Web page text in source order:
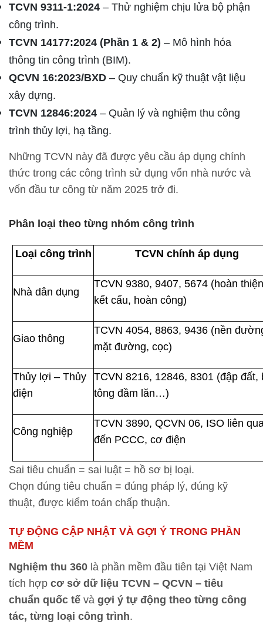
TCVN 9311-1:2024 – Thử nghiệm chịu lửa bộ phận
công trình.
TCVN 14177:2024 (Phần 1 & 2) – Mô hình hóa
thông tin công trình (BIM).
QCVN 16:2023/BXD – Quy chuẩn kỹ thuật vật liệu
xây dựng.
TCVN 12846:2024 – Quản lý và nghiệm thu công
trình thủy lợi, hạ tầng.
Những TCVN này đã được yêu cầu áp dụng chính
thức trong các công trình sử dụng vốn nhà nước và
vốn đầu tư công từ năm 2025 trở đi.
Phân loại theo từng nhóm công trình
Loại công trình TCVN chính áp dụng
Nhà dân dụng
TCVN 9380, 9407, 5674 (hoàn
kết cấu, hoàn công)
Giao thông
TCVN 4054, 8863, 9436 (nền
mặt đường, cọc)
Thủy lợi – Thủy
điện
TCVN 8216, 12846, 8301 (đập đất,
tông đầm lăn…)
Công nghiệp
TCVN 3890, QCVN 06, ISO liên
đến PCCC, cơ điện
Sai tiêu chuẩn = sai luật = hồ sơ bị loại.
Chọn đúng tiêu chuẩn = đúng pháp lý, đúng kỹ
thuật, được kiểm toán chấp thuận.
TỰ ĐỘNG CẬP NHẬT VÀ GỢI Ý TRONG PHẦN
MỀM
Nghiệm thu 360 là phần mềm đầu tiên tại Việt Nam
tích hợp cơ sở dữ liệu TCVN – QCVN – tiêu
chuẩn quốc tế và gợi ý tự động theo từng công
tác, từng loại công trình.